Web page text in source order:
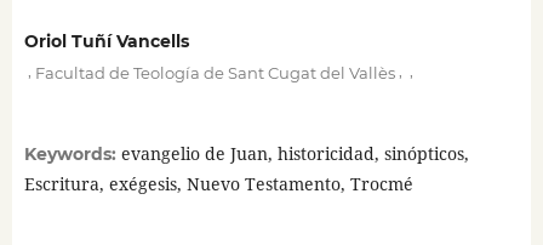
Oriol Tuñí Vancells
Facultad de Teología de Sant Cugat del Vallès,
Keywords: evangelio de Juan, historicidad, sinópticos,
Escritura, exégesis, Nuevo Testamento, Trocmé